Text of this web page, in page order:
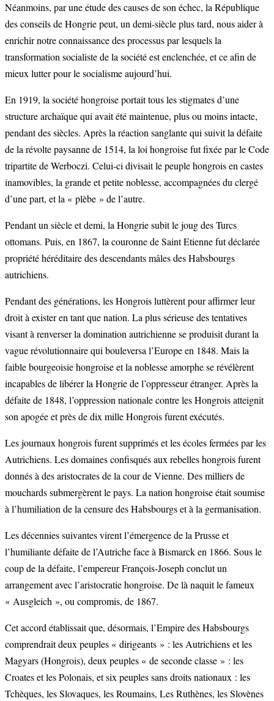
Néanmoins, par une étude des causes de son échec, la République
des conseils de Hongrie peut, un demi-siècle plus tard, nous aider à
enrichir notre connaissance des processus par lesquels la
transformation socialiste de la société est enclenchée, et ce afin de
mieux lutter pour le socialisme aujourd’hui.
En 1919, la société hongroise portait tous les stigmates d’une
structure archaïque qui avait été maintenue, plus ou moins intacte,
pendant des siècles. Après la réaction sanglante qui suivit la défaite
de la révolte paysanne de 1514, la loi hongroise fut fixée par le Code
tripartite de Werboczi. Celui-ci divisait le peuple hongrois en castes
inamovibles, la grande et petite noblesse, accompagnées du clergé
d’une part, et la « plèbe » de l’autre.
Pendant un siècle et demi, la Hongrie subit le joug des Turcs
ottomans. Puis, en 1867, la couronne de Saint Etienne fut déclarée
propriété héréditaire des descendants mâles des Habsbourgs
autrichiens.
Pendant des générations, les Hongrois luttèrent pour affirmer leur
droit à exister en tant que nation. La plus sérieuse des tentatives
visant à renverser la domination autrichienne se produisit durant la
vague révolutionnaire qui bouleversa l’Europe en 1848. Mais la
faible bourgeoisie hongroise et la noblesse amorphe se révélèrent
incapables de libérer la Hongrie de l’oppresseur étranger. Après la
défaite de 1848, l’oppression nationale contre les Hongrois atteignit
son apogée et près de dix mille Hongrois furent exécutés.
Les journaux hongrois furent supprimés et les écoles fermées par les
Autrichiens. Les domaines confisqués aux rebelles hongrois furent
donnés à des aristocrates de la cour de Vienne. Des milliers de
mouchards submergèrent le pays. La nation hongroise était soumise
à l’humiliation de la censure des Habsbourgs et à la germanisation.
Les décennies suivantes virent l’émergence de la Prusse et
l’humiliante défaite de l’Autriche face à Bismarck en 1866. Sous le
coup de la défaite, l’empereur François-Joseph conclut un
arrangement avec l’aristocratie hongroise. De là naquit le fameux
« Ausgleich », ou compromis, de 1867.
Cet accord établissait que, désormais, l’Empire des Habsbourgs
comprendrait deux peuples « dirigeants » : les Autrichiens et les
Magyars (Hongrois), deux peuples « de seconde classe » : les
Croates et les Polonais, et six peuples sans droits nationaux : les
Tchèques, les Slovaques, les Roumains, Les Ruthènes, les Slovènes